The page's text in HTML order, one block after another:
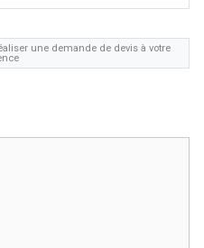
une demande de devis à votre